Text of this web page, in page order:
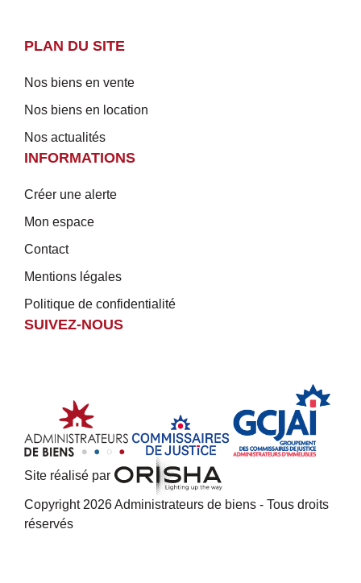
PLAN DU SITE
Nos biens en vente
Nos biens en location
Nos actualités
INFORMATIONS
Créer une alerte
Mon espace
Contact
Mentions légales
Politique de confidentialité
SUIVEZ-NOUS
Site réalisé par
Copyright 2026 Administrateurs de biens - Tous droits
réservés